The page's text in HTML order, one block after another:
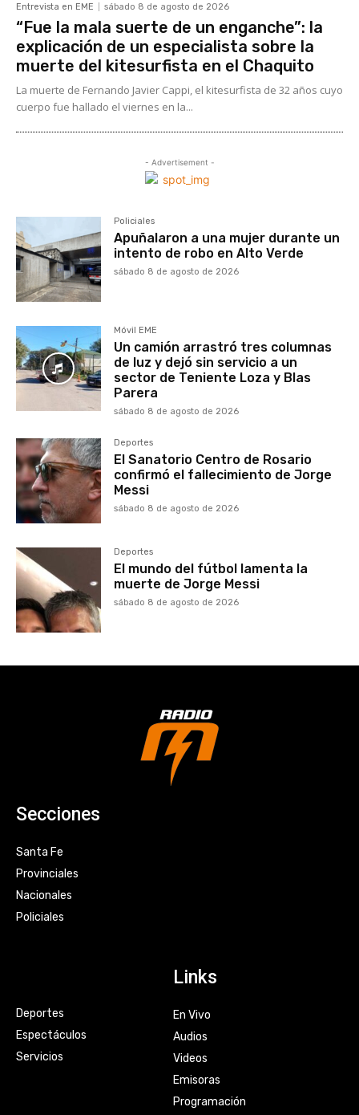
Entrevista en EME sábado 8 de agosto de 2026
“Fue la mala suerte de un enganche”: la
explicación de un especialista sobre la
muerte del kitesurfista en el Chaquito
La muerte de Fernando Javier Cappi, el kitesurfista de 32 años cuyo
cuerpo fue hallado el viernes en la...
- Advertisement -
Policiales
Apuñalaron a una mujer durante un
intento de robo en Alto Verde
sábado 8 de agosto de 2026
Móvil EME
Un camión arrastró tres columnas
de luz y dejó sin servicio a un
sector de Teniente Loza y Blas
Parera
sábado 8 de agosto de 2026
Deportes
El Sanatorio Centro de Rosario
confirmó el fallecimiento de Jorge
Messi
sábado 8 de agosto de 2026
Deportes
El mundo del fútbol lamenta la
muerte de Jorge Messi
sábado 8 de agosto de 2026
Secciones
Santa Fe
Provinciales
Nacionales
Policiales
Deportes
Espectáculos
Servicios
Links
En Vivo
Audios
Videos
Emisoras
Programación